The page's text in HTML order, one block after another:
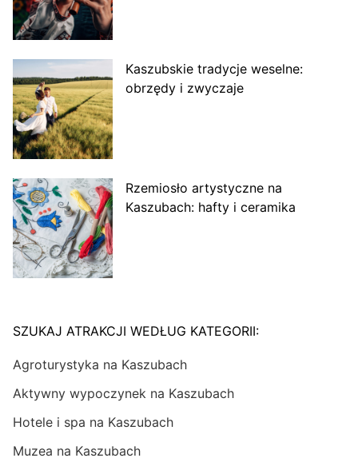
Kaszubskie tradycje weselne:
obrzędy i zwyczaje
Rzemiosło artystyczne na
Kaszubach: hafty i ceramika
SZUKAJ ATRAKCJI WEDŁUG KATEGORII:
Agroturystyka na Kaszubach
Aktywny wypoczynek na Kaszubach
Hotele i spa na Kaszubach
Muzea na Kaszubach